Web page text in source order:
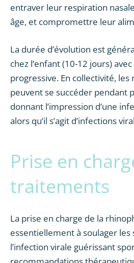
entraver leur respiration
âge, et compromettre leur
La durée d’évolution est
chez l’enfant (10-12 jours)
progressive. En collectivité,
peuvent se succéder pendant
donnant l’impression d’une
alors qu’il s’agit d’infections
Prise en
traitements
La prise en charge de la
essentiellement à soulager les
l’infection virale guérissant